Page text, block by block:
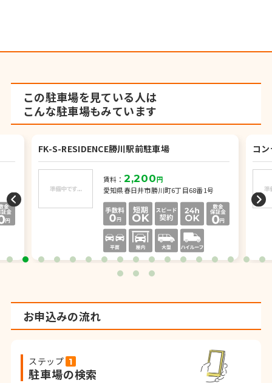
この駐車場を見ている人は
こんな駐車場もみています
FK-S-RESIDENCE勝川駅前駐車場
賃料： 2,200円
愛知県春日井市勝川町6丁目68番1号
コ
お申込みの流れ
ステップ
駐車場の検索